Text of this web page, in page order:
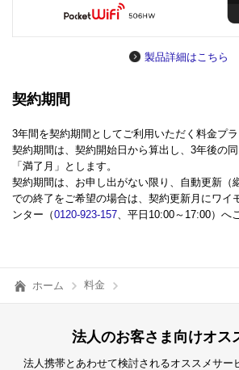
製品詳細はこちら
契約期間
3年間を契約期間としてご利用いただく料金プラ
契約期間は、契約開始日から算出し、3年後の
「満了月」とします。
契約期間は、お申し出がない限り、自動更新（
での終了をご希望の場合は、契約更新月にワイ
ンター（0120-923-157 、平日10:00～17:00）へ
ホーム 料金
法人のお客さま向けオス
法人携帯とあわせて検討されるオススメサー